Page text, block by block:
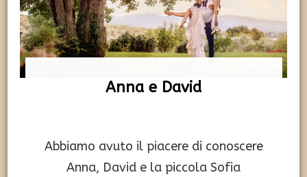
Anna e David
Abbiamo avuto il piacere di conoscere
Anna, David e la piccola Sofia